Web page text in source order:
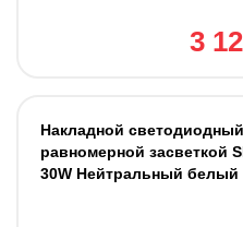
3
Накладной
равномерной засветкой
30W Нейтральный белый